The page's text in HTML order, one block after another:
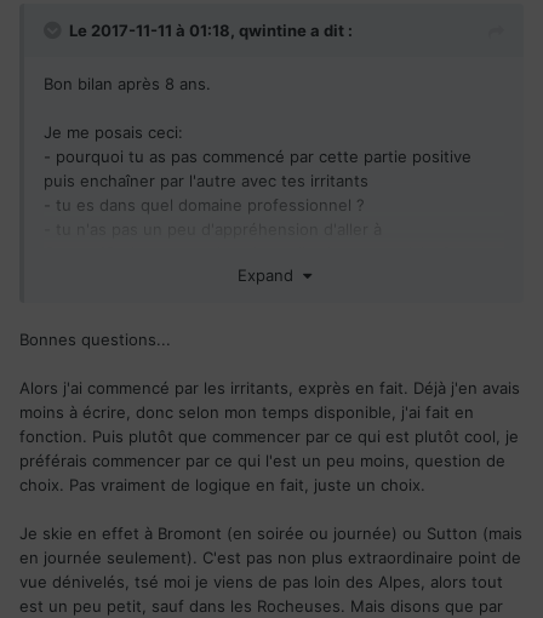
Le 2017-11-11 à 01:18, qwintine a dit :
Bon bilan après 8 ans.
Je me posais ceci:
- pourquoi tu as pas commencé par cette partie positive
puis enchaîner par l'autre avec tes irritants
- tu es dans quel domaine professionnel ?
- tu skies ou si st Bruno est trop facile? Bromont?
Envoyé de mon iPhone en utilisant application mobile
Immigrer.com
Expand
Bonnes questions...
Alors j'ai commencé par les irritants, exprès en fait. Déjà j'en avais
moins à écrire, donc selon mon temps disponible, j'ai fait en
fonction. Puis plutôt que commencer par ce qui est plutôt cool, je
préférais commencer par ce qui l'est un peu moins, question de
choix. Pas vraiment de logique en fait, juste un choix.
Je skie en effet à Bromont (en soirée ou journée) ou Sutton (mais
en journée seulement). C'est pas non plus extraordinaire point de
vue dénivelés, tsé moi je viens de pas loin des Alpes, alors tout
est un peu petit, sauf dans les Rocheuses. Mais disons que par